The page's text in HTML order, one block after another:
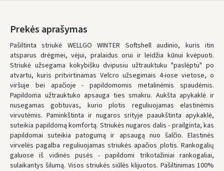
LP Express paštomatai
LP Express kurjeris- 0.00 €
Pirmadienį, Rugpjūčio 10 d.
ŠIĄ PREKĘ PRISTATYSIME JUMS NEMOKAMAI!
* Pristatymo terminai yra preliminarūs ir gali priklausyti nuo kurjerių
užimtumo.
Prekės aprašymas
Pašiltinta striukė WELLGO WINTER Softshell audinio, kuris itin
atsparus drėgmei, vėjui, pralaidus orui ir leidžia kūnui kvėpuoti.
Striukė užsegama kokybišku dvipusiu užtrauktuku "paslėptu" po
atvartu, kuris pritvirtinamas Velcro užsegimais 4-iose vietose, o
viršuje bei apačioje - papildomomis metalinėmis spaudėmis.
Papildoma užtrauktuko apsauga ties smakru. Aukšta apykaklė ir
nusegamas gobtuvas, kurio plotis reguliuojamas elastinėmis
virvutėmis. Paminkštinta ir nugaros srityje paaukštinta apykaklė,
suteikia papildomą komfortą. Striukės nugaros dalis - prailginta, kas
papildomai suteikia patogumą ir apsaugą nuo šalčio. Elastinės
virvelės pagalba reguliuojamas striukės apačios plotis. Rankogalių
galuose iš vidinės pusės - papildomi trikotažiniai rankogaliai,
sulaikantys šilumą. Visos striukės siūlės klijuotos. Pašiltinimas 100%